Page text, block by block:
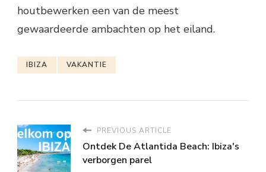
houtbewerken een van de meest
gewaardeerde ambachten op het eiland.
IBIZA VAKANTIE
PREVIOUS ARTICLE
Ontdek De Atlantida Beach: Ibiza's
verborgen parel